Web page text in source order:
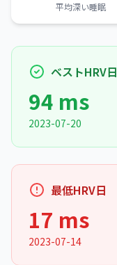
平均深い睡眠
ベストHRV日
94 ms
2023-07-20
最低HRV日
17 ms
2023-07-14